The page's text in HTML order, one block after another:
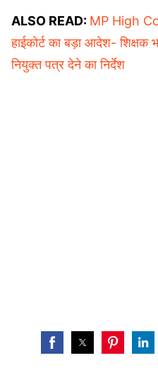
ALSO READ: MP High
हाईकोर्ट का बड़ा आदेश- शिक्षक
नियुक्त पत्र देने का निर्देश